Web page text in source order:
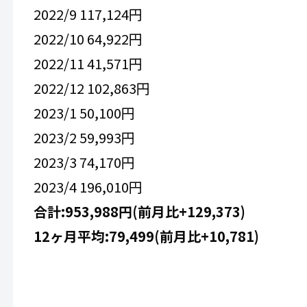
2022/9 117,124円
2022/10 64,922円
2022/11 41,571円
2022/12 102,863円
2023/1 50,100円
2023/2 59,993円
2023/3 74,170円
2023/4 196,010円
合計:953,988円(前月比+129,373)
12ヶ月平均:79,499(前月比+10,781)